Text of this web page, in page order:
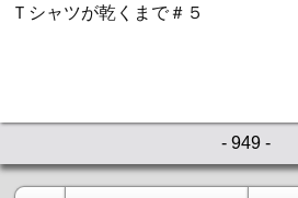
Ｔシャツが乾くまで＃５
- 949 -